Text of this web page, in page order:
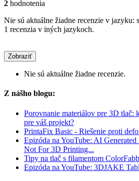
2 hodnotenia
Nie sú aktuálne žiadne recenzie v
1 recenzia v iných jazykoch.
Zobraziť
Nie sú aktuálne žiadne recenzie.
Z nášho blogu:
Porovnanie materiálov pre 3D tlač:
pre váš projekt?
PrintaFix Basic - Riešenie proti
Epizóda na YouTube: AI
Not For 3D Printing...
Tipy na tlač s filamentom
Epizóda na YouTube: 3DJAKE